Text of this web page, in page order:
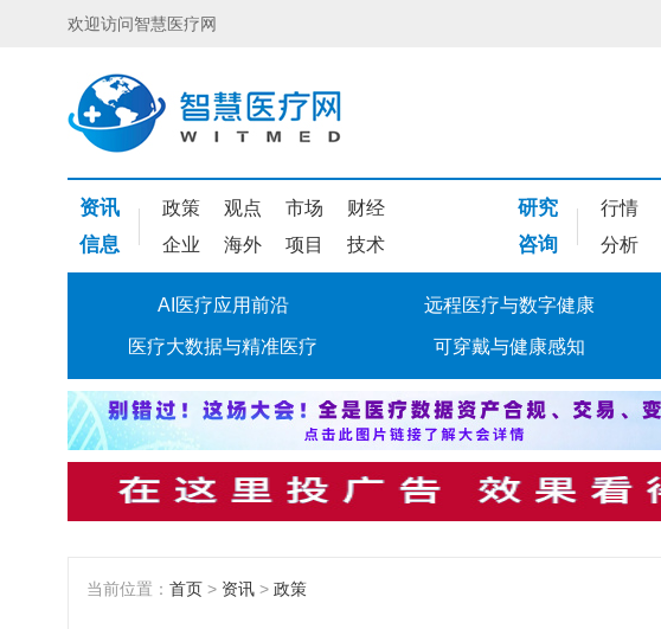
欢迎访问智慧医疗网
资讯 政策 观点 市场 财经
信息 企业 海外 项目 技术
研究 行情
咨询 分析
AI医疗应用前沿 远程医疗与数字健康
医疗大数据与精准医疗 可穿戴与健康感知
当前位置： 首页 > 资讯 > 政策